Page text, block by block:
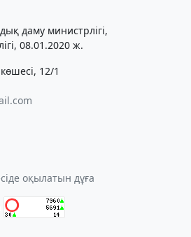
даму министрлігі,
08.01.2020 ж.
12/1
оқылатын дұға